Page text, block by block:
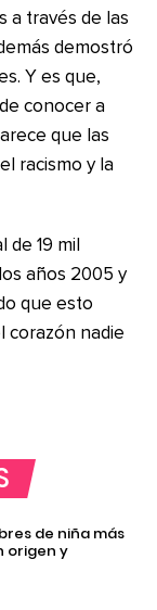
a través de las
demostró
Y es que,
conocer a
que las
racismo y la
19 mil
años 2005 y
que esto
corazón nadie
de niña más
origen y